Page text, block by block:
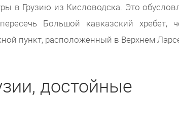
в Грузию из Кисловодска. Это
Большой кавказский хребет,
пункт, расположенный в Верхнем
достойные